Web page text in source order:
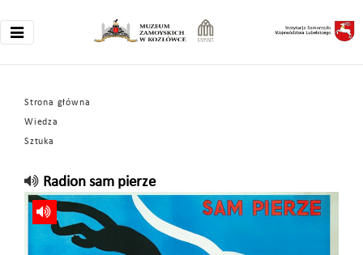
Strona główna
Wiedza
Sztuka
Radion sam pierze